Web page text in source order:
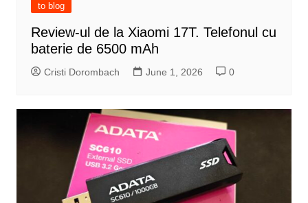
to blog
Review-ul de la Xiaomi 17T. Telefonul cu
baterie de 6500 mAh
Cristi Dorombach June 1, 2026 0